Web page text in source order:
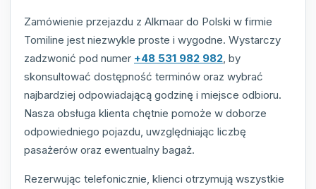
Zamówienie przejazdu z Alkmaar do Polski w firmie
Tomiline jest niezwykle proste i wygodne. Wystarczy
zadzwonić pod numer +48 531 982 982 , by
skonsultować dostępność terminów oraz wybrać
najbardziej odpowiadającą godzinę i miejsce odbioru.
Nasza obsługa klienta chętnie pomoże w doborze
odpowiedniego pojazdu, uwzględniając liczbę
pasażerów oraz ewentualny bagaż.
Rezerwując telefonicznie, klienci otrzymują wszystkie